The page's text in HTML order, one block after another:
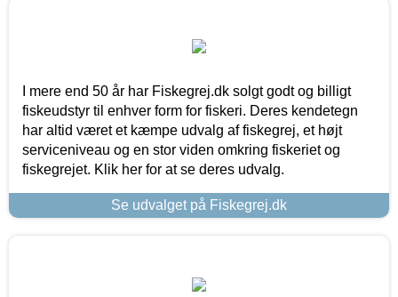
I mere end 50 år har Fiskegrej.dk solgt godt og billigt
fiskeudstyr til enhver form for fiskeri. Deres kendetegn
har altid været et kæmpe udvalg af fiskegrej, et højt
serviceniveau og en stor viden omkring fiskeriet og
fiskegrejet. Klik her for at se deres udvalg.
Se udvalget på Fiskegrej.dk